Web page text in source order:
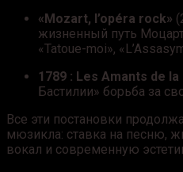
«Mozart, l’opéra rock»
жизненный путь
«Tatoue-moi»,
1789 : Les Amants de
Бастилии» борьба за
Все эти постановки
мюзикла: ставка на песню,
вокал и современную